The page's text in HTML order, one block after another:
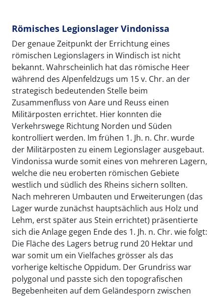
Römisches Legionslager Vindonissa
Der genaue Zeitpunkt der Errichtung eines
römischen Legionslagers in Windisch ist nicht
bekannt. Wahrscheinlich hat das römische Heer
während des Alpenfeldzugs um 15 v. Chr. an der
strategisch bedeutenden Stelle beim
Zusammenfluss von Aare und Reuss einen
Militärposten errichtet. Hier konnten die
Verkehrswege Richtung Norden und Süden
kontrolliert werden. Im frühen 1. Jh. n. Chr. wurde
der Militärposten zu einem Legionslager ausgebaut.
Vindonissa wurde somit eines von mehreren Lagern,
welche die neu eroberten römischen Gebiete
westlich und südlich des Rheins sichern sollten.
Nach mehreren Umbauten und Erweiterungen (das
Lager wurde zunächst hauptsächlich aus Holz und
Lehm, erst später aus Stein errichtet) präsentierte
sich die Anlage gegen Ende des 1. Jh. n. Chr. wie folgt:
Die Fläche des Lagers betrug rund 20 Hektar und
war somit um ein Vielfaches grösser als das
vorherige keltische Oppidum. Der Grundriss war
polygonal und passte sich den topografischen
Begebenheiten auf dem Geländesporn zwischen